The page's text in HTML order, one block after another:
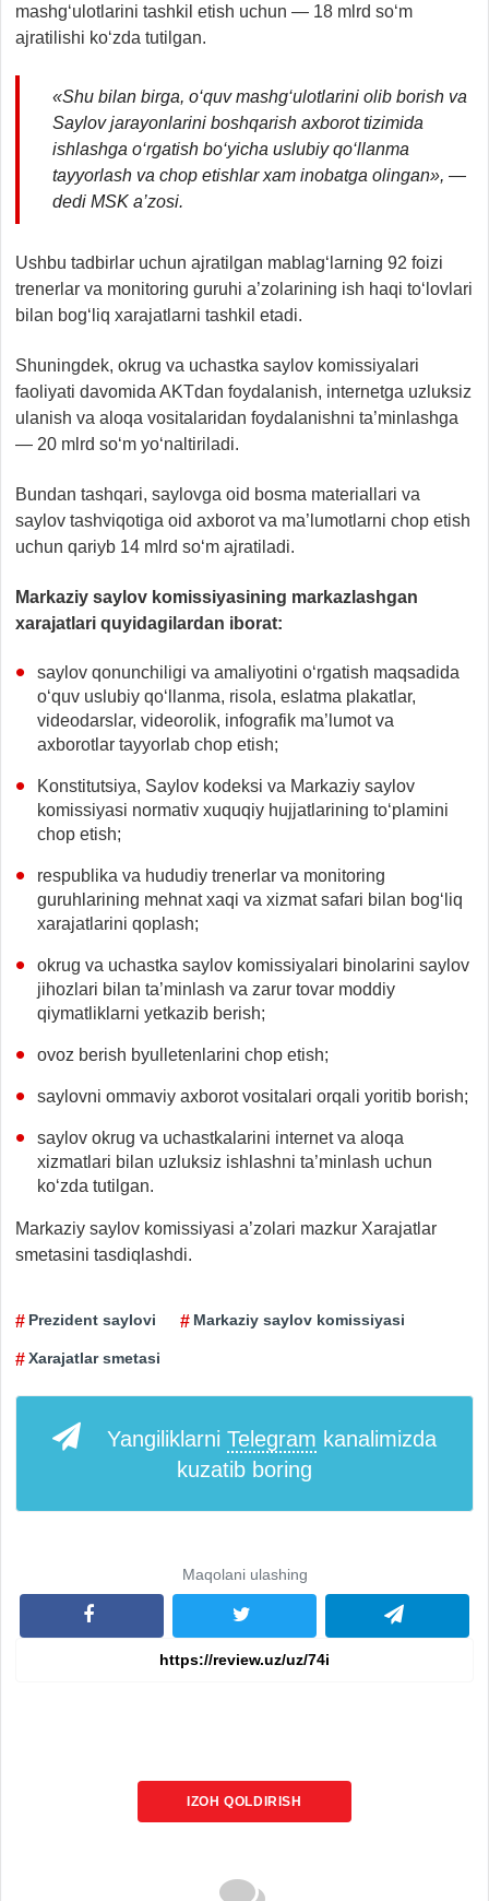
mashg‘ulotlarini tashkil etish uchun — 18 mlrd so‘m
ajratilishi ko‘zda tutilgan.
«Shu bilan birga, o‘quv mashg‘ulotlarini olib borish va
Saylov jarayonlarini boshqarish axborot tizimida
ishlashga o‘rgatish bo‘yicha uslubiy qo‘llanma
tayyorlash va chop etishlar xam inobatga olingan», —
dedi MSK a’zosi.
Ushbu tadbirlar uchun ajratilgan mablag‘larning 92 foizi
trenerlar va monitoring guruhi a’zolarining ish haqi to‘lovlari
bilan bog‘liq xarajatlarni tashkil etadi.
Shuningdek, okrug va uchastka saylov komissiyalari
faoliyati davomida AKTdan foydalanish, internetga uzluksiz
ulanish va aloqa vositalaridan foydalanishni ta’minlashga
— 20 mlrd so‘m yo‘naltiriladi.
Bundan tashqari, saylovga oid bosma materiallari va
saylov tashviqotiga oid axborot va ma’lumotlarni chop etish
uchun qariyb 14 mlrd so‘m ajratiladi.
Markaziy saylov komissiyasining markazlashgan
xarajatlari quyidagilardan iborat:
saylov qonunchiligi va amaliyotini o‘rgatish maqsadida
o‘quv uslubiy qo‘llanma, risola, eslatma plakatlar,
videodarslar, videorolik, infografik ma’lumot va
axborotlar tayyorlab chop etish;
Konstitutsiya, Saylov kodeksi va Markaziy saylov
komissiyasi normativ xuquqiy hujjatlarining to‘plamini
chop etish;
respublika va hududiy trenerlar va monitoring
guruhlarining mehnat xaqi va xizmat safari bilan bog‘liq
xarajatlarini qoplash;
okrug va uchastka saylov komissiyalari binolarini saylov
jihozlari bilan ta’minlash va zarur tovar moddiy
qiymatliklarni yetkazib berish;
ovoz berish byulletenlarini chop etish;
saylovni ommaviy axborot vositalari orqali yoritib borish;
saylov okrug va uchastkalarini internet va aloqa
xizmatlari bilan uzluksiz ishlashni ta’minlash uchun
ko‘zda tutilgan.
Markaziy saylov komissiyasi a’zolari mazkur Xarajatlar
smetasini tasdiqlashdi.
Prezident saylovi Markaziy saylov komissiyasi
Xarajatlar smetasi
Yangiliklarni Telegram kanalimizda
kuzatib boring
Maqolani ulashing
IZOH QOLDIRISH